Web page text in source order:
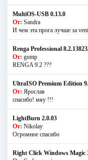
MultiOS-USB 0.13.0
От: Sandra
И чем эта прога лучше за
Renga Professional
От: gump
RENGA 9.2 ???
UltraISO Premium Edition
От: Ярослав
спасибо! мяу !!!
LightBurn 2.0.03
От: Nikolay
Огромное спасибо
Right Click Windows Magic